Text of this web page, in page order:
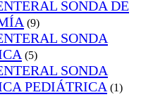
SONDA DE
(9)
SONDA
(5)
SONDA
PEDIÁTRICA (1)